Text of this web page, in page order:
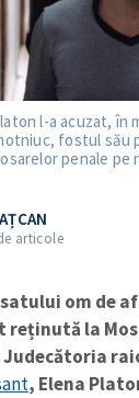
l-a acuzat, în
fostul său
penale pe
articole
om de
la
, Elena